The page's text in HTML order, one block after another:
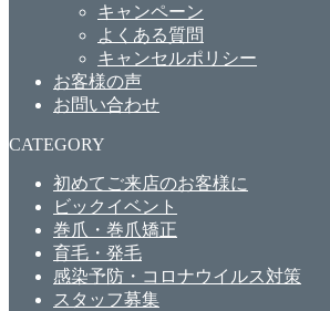
キャンペーン
よくある質問
キャンセルポリシー
お客様の声
お問い合わせ
CATEGORY
初めてご来店のお客様に
ビックイベント
巻爪・巻爪矯正
育毛・発毛
感染予防・コロナウイルス対策
スタッフ募集